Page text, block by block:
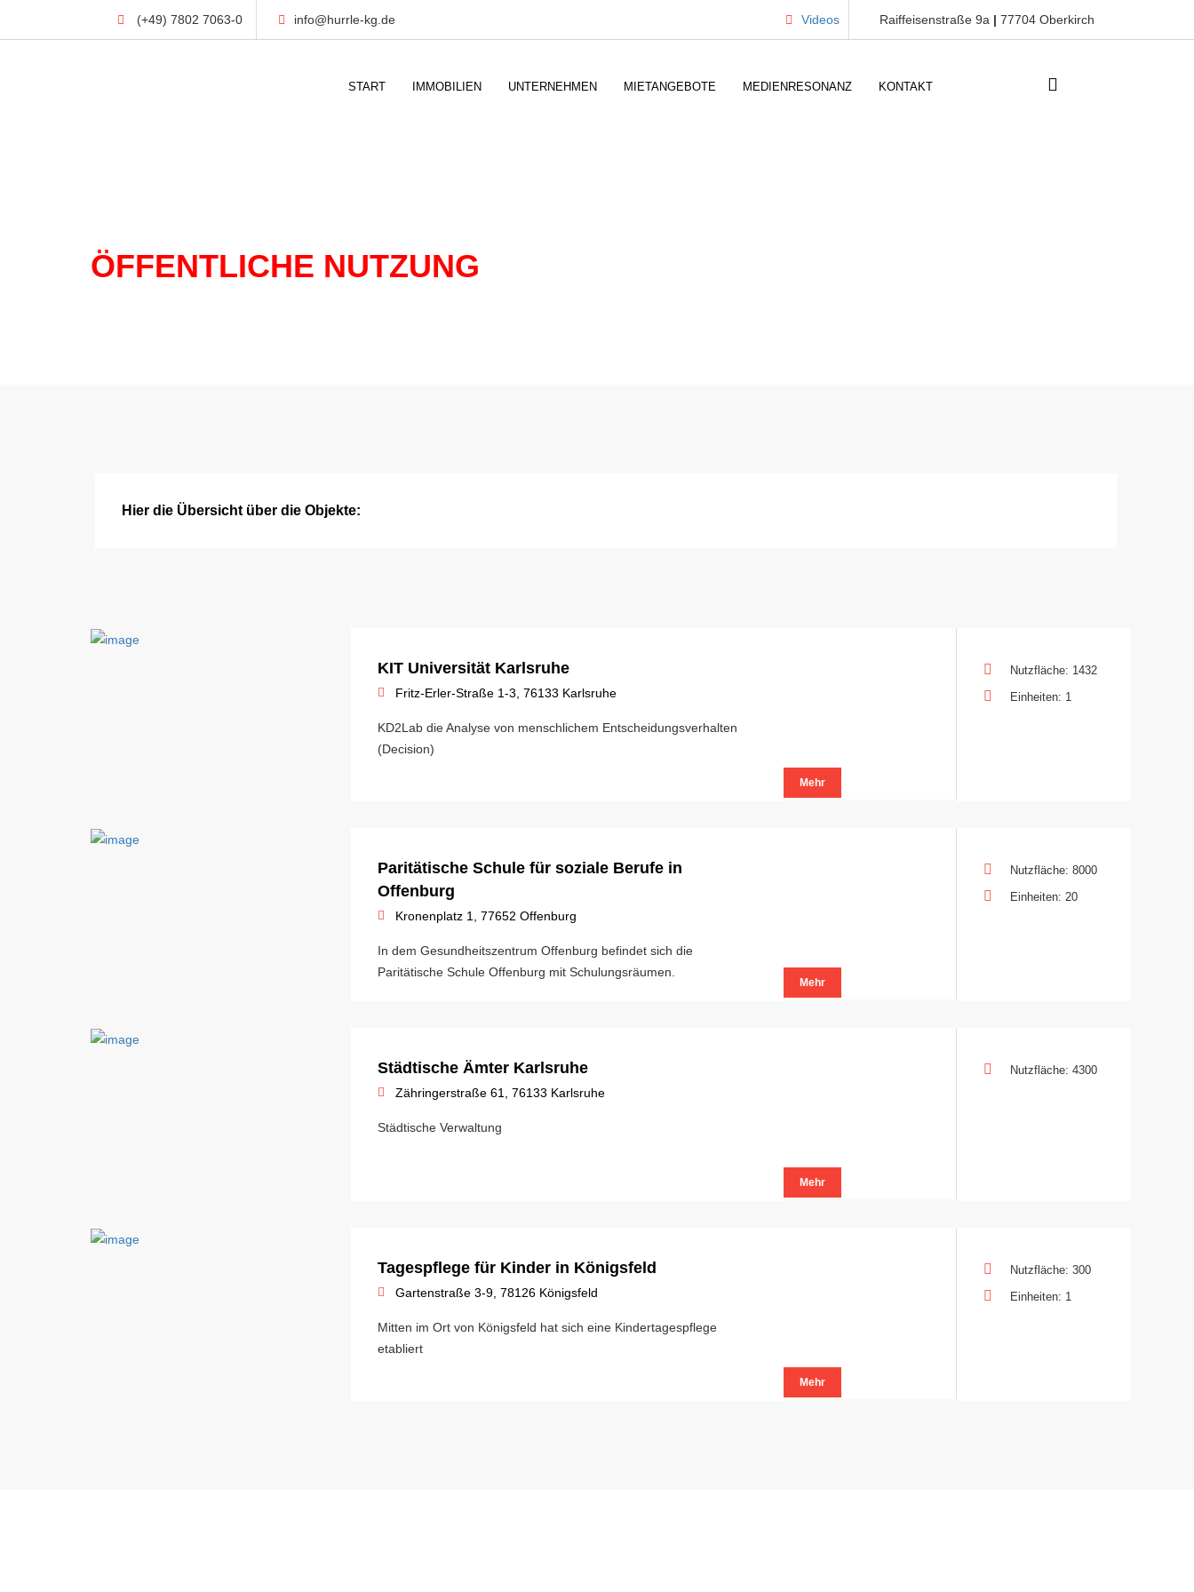
(+49) 7802 7063-0 info@hurrle-kg.de Videos Raiffeisenstraße 9a | 77704 Oberkirch
START IMMOBILIEN UNTERNEHMEN MIETANGEBOTE MEDIENRESONANZ KONTAKT
ÖFFENTLICHE NUTZUNG
Hier die Übersicht über die Objekte:
KIT Universität Karlsruhe
Fritz-Erler-Straße 1-3, 76133 Karlsruhe
KD2Lab die Analyse von menschlichem Entscheidungsverhalten
(Decision)
Mehr
Nutzfläche: 1432
Einheiten: 1
Paritätische Schule für soziale Berufe in
Offenburg
Kronenplatz 1, 77652 Offenburg
In dem Gesundheitszentrum Offenburg befindet sich die
Paritätische Schule Offenburg mit Schulungsräumen.
Mehr
Nutzfläche: 8000
Einheiten: 20
Städtische Ämter Karlsruhe
Zähringerstraße 61, 76133 Karlsruhe
Städtische Verwaltung
Mehr
Nutzfläche: 4300
Tagespflege für Kinder in Königsfeld
Gartenstraße 3-9, 78126 Königsfeld
Mitten im Ort von Königsfeld hat sich eine Kindertagespflege
etabliert
Mehr
Nutzfläche: 300
Einheiten: 1